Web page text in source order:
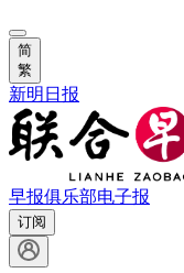
简
繁
新明日报
早报俱乐部电子报
订阅